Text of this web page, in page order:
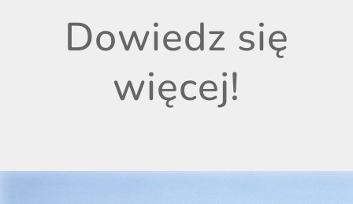
Dowiedz się
więcej!